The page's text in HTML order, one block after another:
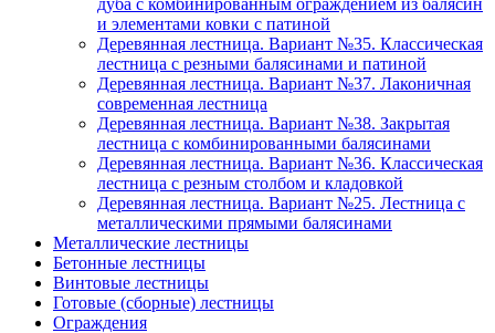
и элементами ковки с патиной
Деревянная лестница. Вариант №35. Классическая
лестница с резными балясинами и патиной
Деревянная лестница. Вариант №37. Лаконичная
современная лестница
Деревянная лестница. Вариант №38. Закрытая
лестница с комбинированными балясинами
Деревянная лестница. Вариант №36. Классическая
лестница с резным столбом и кладовкой
Деревянная лестница. Вариант №25. Лестница с
металлическими прямыми балясинами
Металлические лестницы
Бетонные лестницы
Винтовые лестницы
Готовые (сборные) лестницы
Ограждения